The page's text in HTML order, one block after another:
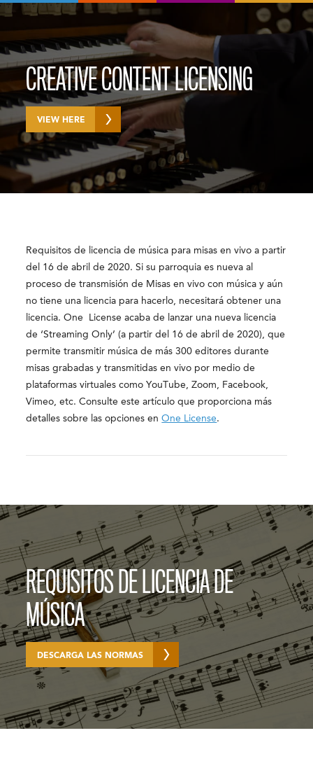
CREATIVE CONTENT LICENSING
VIEW HERE
Requisitos de licencia de música para misas en vivo a partir
del 16 de abril de 2020. Si su parroquia es nueva al
proceso de transmisión de Misas en vivo con música y aún
no tiene una licencia para hacerlo, necesitará obtener una
licencia. One License acaba de lanzar una nueva licencia
de ‘Streaming Only’ (a partir del 16 de abril de 2020), que
permite transmitir música de más 300 editores durante
misas grabadas y transmitidas en vivo por medio de
plataformas virtuales como YouTube, Zoom, Facebook,
Vimeo, etc. Consulte este artículo que proporciona más
detalles sobre las opciones enOne License.
REQUISITOS DE LICENCIA DE
MÚSICA
DESCARGA LAS NORMAS